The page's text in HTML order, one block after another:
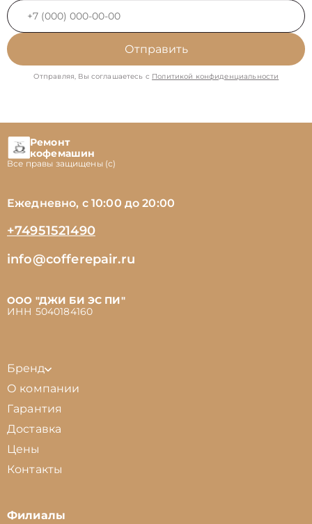
Отправить
Отправляя, Вы соглашаетесь с Политикой конфиденциальности
Ремонт
кофемашин
Все правы защищены (с)
Ежедневно, с 10:00 до 20:00
+74951521490
info@cofferepair.ru
ООО "ДЖИ БИ ЭС ПИ"
ИНН 5040184160
Бренд
О компании
Гарантия
Доставка
Цены
Контакты
Филиалы